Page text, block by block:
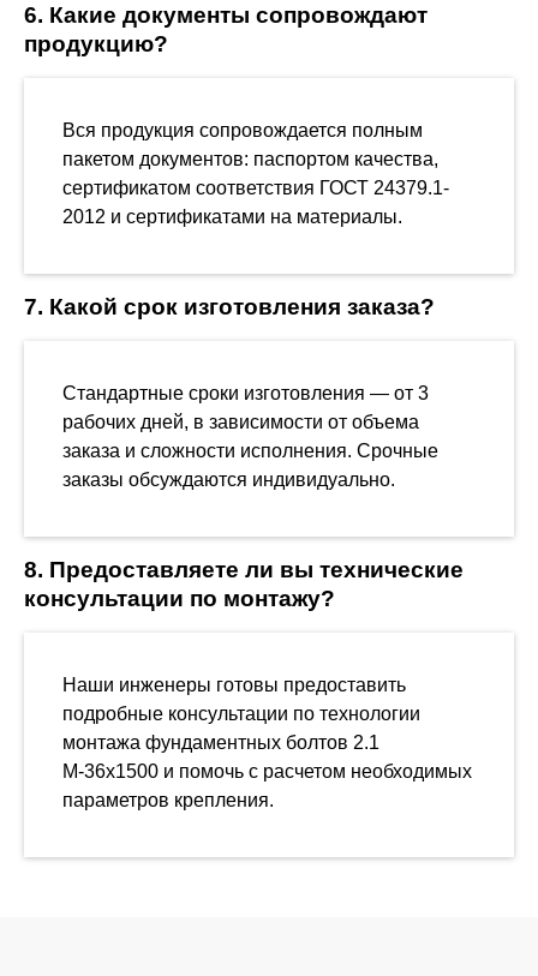
6. Какие документы сопровождают
продукцию?
Вся продукция сопровождается полным
пакетом документов: паспортом качества,
сертификатом соответствия ГОСТ 24379.1-
2012 и сертификатами на материалы.
7. Какой срок изготовления заказа?
Стандартные сроки изготовления — от 3
рабочих дней, в зависимости от объема
заказа и сложности исполнения. Срочные
заказы обсуждаются индивидуально.
8. Предоставляете ли вы технические
консультации по монтажу?
Наши инженеры готовы предоставить
подробные консультации по технологии
монтажа фундаментных болтов 2.1
М-36х1500 и помочь с расчетом необходимых
параметров крепления.